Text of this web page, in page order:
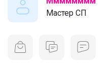
Мастер СП